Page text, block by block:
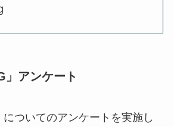
」アンケート
についてのアンケートを実施し